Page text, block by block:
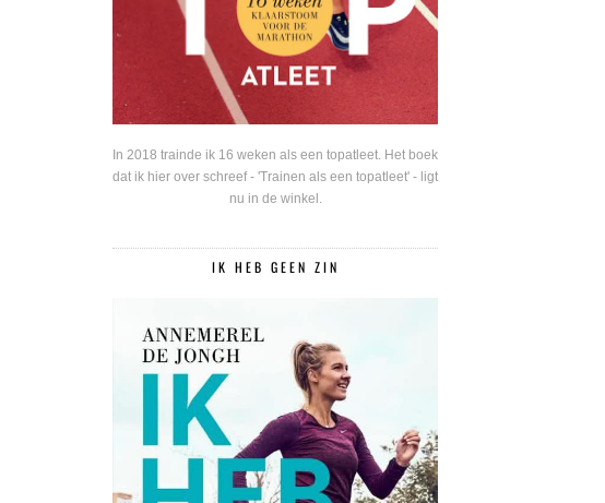
In 2018 trainde ik 16 weken als een topatleet. Het boek
dat ik hier over schreef - 'Trainen als een topatleet' - ligt
nu in de winkel.
IK HEB GEEN ZIN